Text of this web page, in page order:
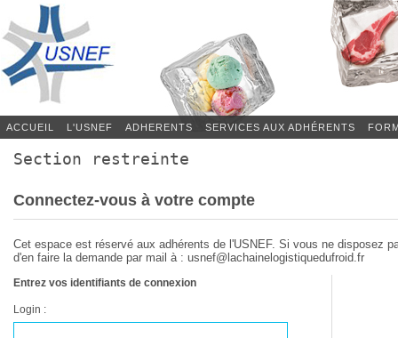
ACCUEIL L'USNEF ADHERENTS SERVICES AUX ADHÉRENTS
Section restreinte
Connectez-vous à votre compte
Cet espace est réservé aux adhérents de l'USNEF. Si vous ne disposez
d'en faire la demande par mail à : usnef@lachainelogistiquedufroid.fr
Entrez vos identifiants de connexion
Login :